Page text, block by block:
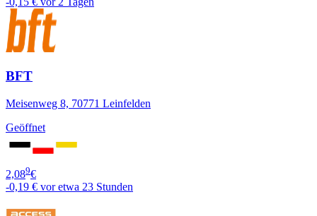
BFT
Meisenweg 8, 70771 Leinfelden
Geöffnet
2,089€
-0,19 € vor etwa 23 Stunden